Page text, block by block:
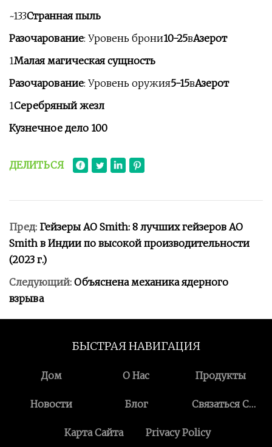
~133Странная пыль
Разочарование: Уровень брони10-25вАзерот
1Малая магическая сущность
Разочарование: Уровень оружия5-15вАзерот
1Серебряный жезл
Кузнечное дело 100
ДЕЛИТЬСЯ
Пред: Гейзеры AO Smith: 8 лучших гейзеров AO
Smith в Индии по высокой производительности
(2023 г.)
Следующий: Объяснена механика ядерного
взрыва
БЫСТРАЯ НАВИГАЦИЯ
Дом О Нас Продукты
Новости Блог
Связаться С
Карта Сайта
Privacy Policy